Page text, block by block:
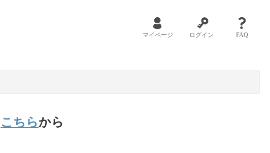
マイページ ログイン FAQ
こちらから